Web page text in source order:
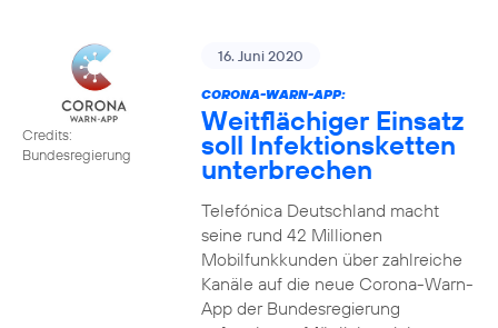
Credits:
Bundesregierung
16. Juni 2020
CORONA-WARN-APP:
Weitflächiger Einsatz
soll Infektionsketten
unterbrechen
Telefónica Deutschland macht
seine rund 42 Millionen
Mobilfunkkunden über zahlreiche
Kanäle auf die neue Corona-Warn-
App der Bundesregierung